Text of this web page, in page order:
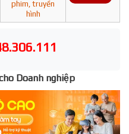
phim, truyền
hình
Doanh nghiệp